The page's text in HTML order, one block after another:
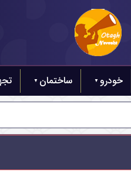
خودرو ساختمان